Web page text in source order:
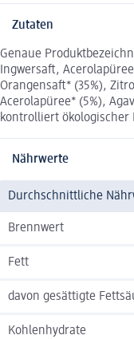
Zutaten
Genaue
Ingwersaft,
Orangensaft* (35%),
Acerolapüree* (5%),
kontrolliert ökologischer
Nährwerte
Durchschnittliche
Brennwert
Fett
davon gesättigte
Kohlenhydrate